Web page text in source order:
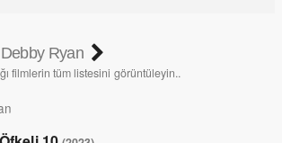
Debby Ryan
filmlerin tüm listesini görüntüleyin..